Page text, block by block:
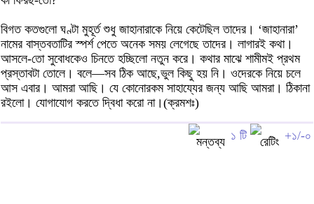
বিগত কতগুলো ঘণ্টা মুহূর্ত শুধু জাহানারাকে নিয়ে কেটেছিল তাদের। ‘জাহানারা’
নামের বাস্তবতাটির স্পর্শ পেতে অনেক সময় লেগেছে তাদের। লাগারই কথা।
আসলে-তো সুবোধকেও চিনতে হচ্ছিলো নতুন করে। কথার মাঝে শামীমই প্রথম
প্রস্তাবটা তোলে। বলে—সব ঠিক আছে,ভুল কিছু হয় নি। ওদেরকে নিয়ে চলে
আস এবার। আমরা আছি। যে কোনোরকম সাহায্যের জন্য আছি আমরা। ঠিকানা
রইলো। যোগাযোগ করতে দ্বিধা করো না।(ক্রমশঃ)
১ টি +১/-০